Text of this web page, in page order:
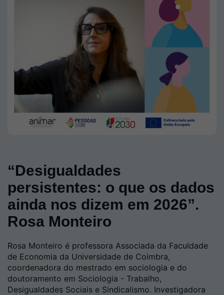
“Desigualdades
persistentes: o que os dados
ainda nos dizem em 2026”.
Rosa Monteiro
Rosa Monteiro é professora Associada da Faculdade
de Economia da Universidade de Coimbra,
coordenadora do mestrado em sociologia e do
doutoramento em Sociologia - Trabalho,
Desigualdades Sociais e Sindicalismo. Investigadora